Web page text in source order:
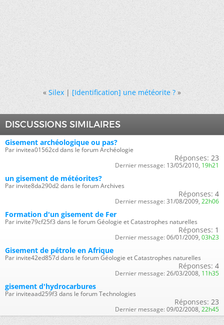
« Silex|[Identification] une météorite ? »
DISCUSSIONS SIMILAIRES
Gisement archéologique ou pas?
Par invitea01562cd dans le forum Archéologie
Réponses: 23
Dernier message: 13/05/2010, 19h21
un gisement de météorites?
Par invite8da290d2 dans le forum Archives
Réponses: 4
Dernier message: 31/08/2009, 22h06
Formation d'un gisement de Fer
Par invite79cf25f3 dans le forum Géologie et Catastrophes naturelles
Réponses: 1
Dernier message: 06/01/2009, 03h23
Gisement de pétrole en Afrique
Par invite42ed857d dans le forum Géologie et Catastrophes naturelles
Réponses: 4
Dernier message: 26/03/2008, 11h35
gisement d'hydrocarbures
Par inviteaad259f3 dans le forum Technologies
Réponses: 23
Dernier message: 09/02/2008, 22h45